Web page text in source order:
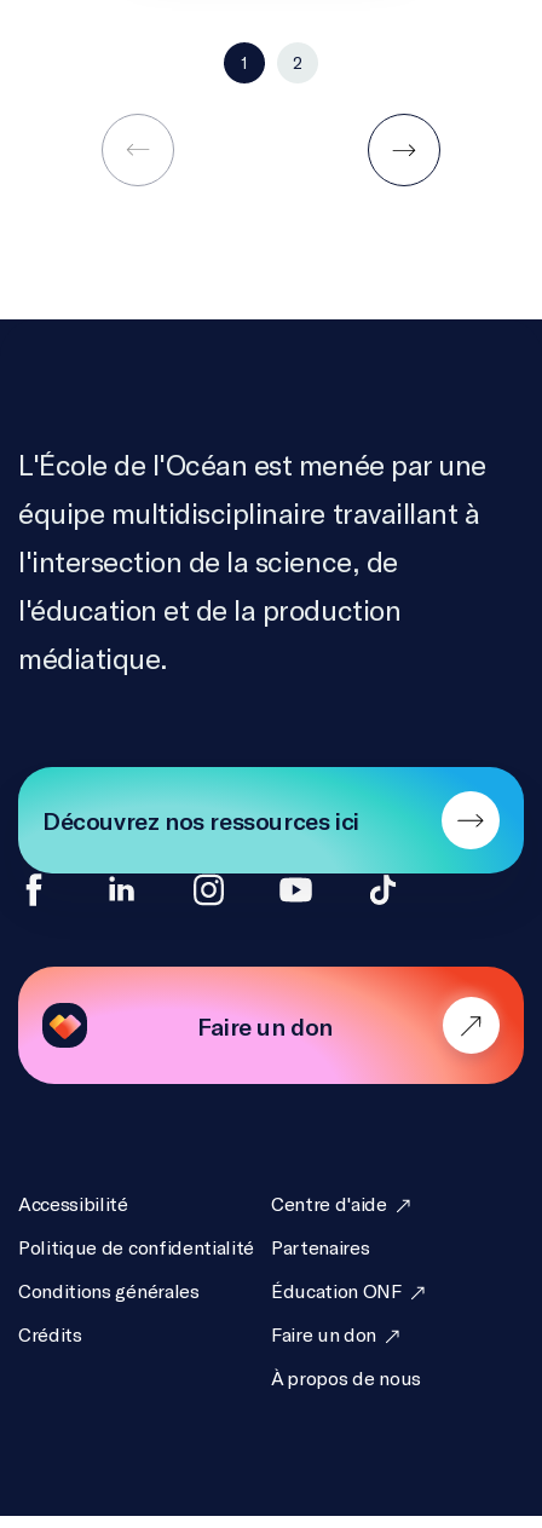
1 2
L'École de l'Océan est menée par une
équipe multidisciplinaire travaillant à
l'intersection de la science, de
l'éducation et de la production
médiatique.
Faire un don
Accessibilité
Politique de confidentialité
Conditions générales
Crédits
Centre d'aide
Partenaires
Éducation ONF
Faire un don
À propos de nous
Découvrez nos ressources ici